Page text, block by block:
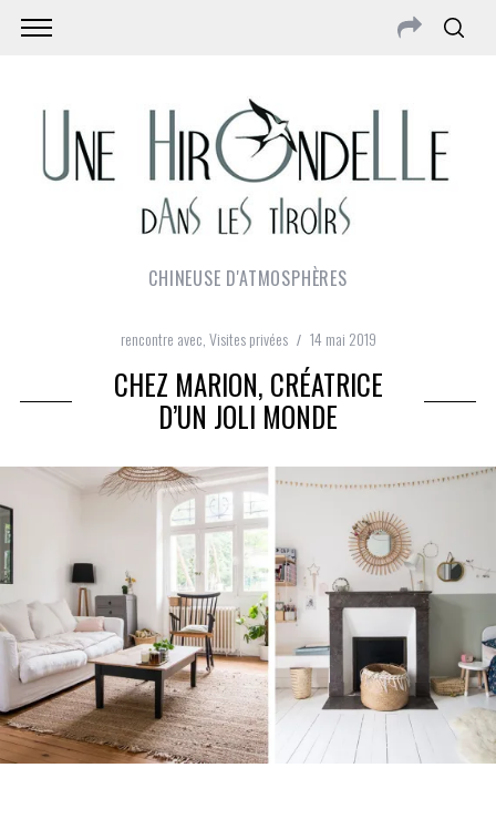
CHINEUSE D'ATMOSPHÈRES
rencontre avec,Visites privées 14 mai 2019
CHEZ MARION, CRÉATRICE
D’UN JOLI MONDE